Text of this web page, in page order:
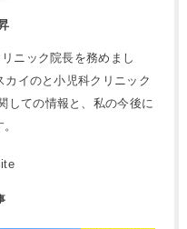
ニック院長を務めまし
イのと小児科クリニック
しての情報と、私の今後に